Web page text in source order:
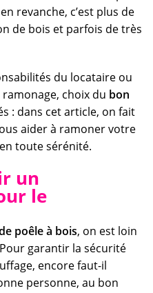
revanche, c’est plus de
de bois et parfois de très
du locataire ou
choix du bon
: dans cet article, on fait
aider à ramoner votre
toute sérénité.
un
le
poêle à bois, on est loin
garantir la sécurité
encore faut-il
personne, au bon